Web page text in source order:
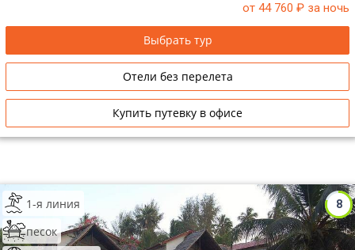
от 44 760 ₽ за ночь
Выбрать тур
Отели без перелета
Купить путевку в офисе
8
1-я линия
песок